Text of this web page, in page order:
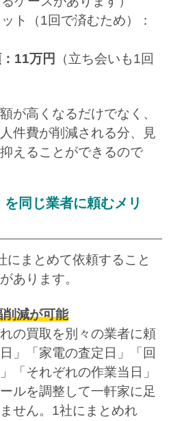
ト（1回で済むため）：
11万円
（立ち会いも1回
が高くなるだけでなく、
件費が削減される分、見
えることができるので
同じ業者に頼むメリ
にまとめて依頼すること
あります。
減が可能
の買取を別々の業者に頼
」「家電の査定日」「回
「それぞれの作業当日」
ルを調整して一軒家に足
せん。1社にまとめれ